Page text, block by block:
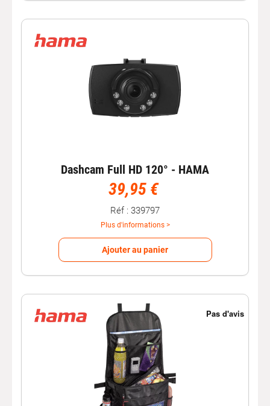
Dashcam Full HD 120° - HAMA
39,95 €
Réf : 339797
Plus d'informations >
Ajouter au panier